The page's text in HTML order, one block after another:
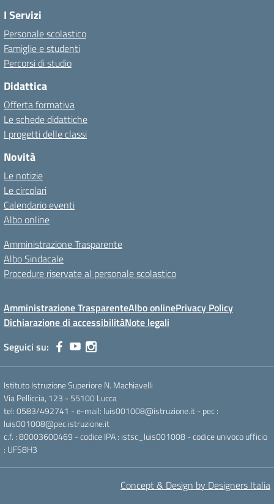
I Servizi
Personale scolastico
Famiglie e studenti
Percorsi di studio
Didattica
Offerta formativa
Le schede didattiche
I progetti delle classi
Novità
Le notizie
Le circolari
Calendario eventi
Albo online
Amministrazione Trasparente
Albo Sindacale
Procedure riservate al personale scolastico
Amministrazione TrasparenteAlbo onlinePrivacy Policy
Dichiarazione di accessibilitàNote legali
Seguici su:
Istituto Istruzione Superiore N. Machiavelli
Via Pelliccia, 123 - 55100 Lucca
tel: 0583/492741 - e-mail: luis001008@istruzione.it - pec :
luis001008@pec.istruzione.it
c.f. : 80003600469 - codice IPA : istsc_luis001008 - codice univoco ufficio
: UFS8H3
Concept & Design by Designers Italia